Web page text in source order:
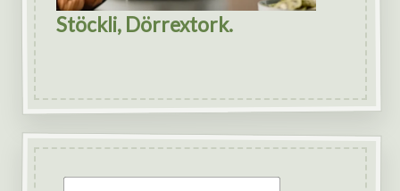
Stöckli, Dörrextork.